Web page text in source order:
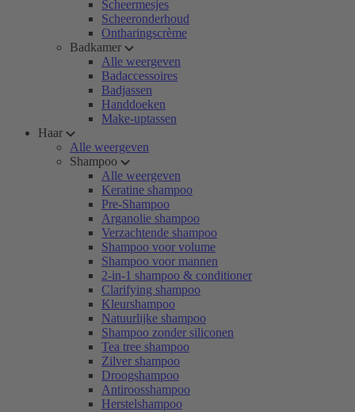
Scheermesjes
Scheeronderhoud
Ontharingscrème
Badkamer
Alle weergeven
Badaccessoires
Badjassen
Handdoeken
Make-uptassen
Haar
Alle weergeven
Shampoo
Alle weergeven
Keratine shampoo
Pre-Shampoo
Arganolie shampoo
Verzachtende shampoo
Shampoo voor volume
Shampoo voor mannen
2-in-1 shampoo & conditioner
Clarifying shampoo
Kleurshampoo
Natuurlijke shampoo
Shampoo zonder siliconen
Tea tree shampoo
Zilver shampoo
Droogshampoo
Antiroosshampoo
Herstelshampoo